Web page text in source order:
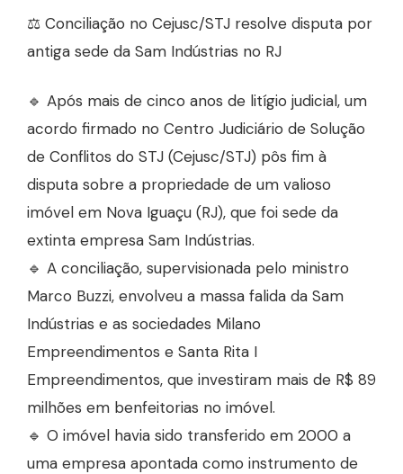
⚖️ Conciliação no Cejusc/STJ resolve disputa por
antiga sede da Sam Indústrias no RJ
🔹 Após mais de cinco anos de litígio judicial, um
acordo firmado no Centro Judiciário de Solução
de Conflitos do STJ (Cejusc/STJ) pôs fim à
disputa sobre a propriedade de um valioso
imóvel em Nova Iguaçu (RJ), que foi sede da
extinta empresa Sam Indústrias.
🔹 A conciliação, supervisionada pelo ministro
Marco Buzzi, envolveu a massa falida da Sam
Indústrias e as sociedades Milano
Empreendimentos e Santa Rita I
Empreendimentos, que investiram mais de R$ 89
milhões em benfeitorias no imóvel.
🔹 O imóvel havia sido transferido em 2000 a
uma empresa apontada como instrumento de